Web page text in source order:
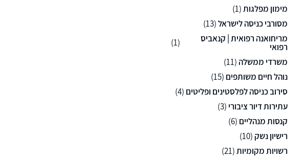
מימון מפלגות(1)
מסורבי כניסה לישראל(13)
מריחואנה רפואית | קנאביס
רפואי
(1)
משרדי ממשלה (11)
נוהל חיים משותפים (15)
סירוב כניסה לפלסטינים ופליטים (4)
עתירות דיור ציבורי (3)
קנסות מנהליים (6)
רישיון נשק(10)
רשויות מקומיות(21)